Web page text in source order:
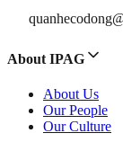
About IPAG
About Us
Our People
Our Culture